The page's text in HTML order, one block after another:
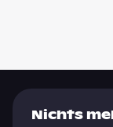
Nichts